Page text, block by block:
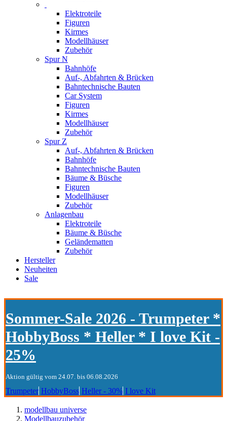
Elektroteile
Figuren
Kirmes
Modellhäuser
Zubehör
Spur N
Bahnhöfe
Auf-, Abfahrten & Brücken
Bahntechnische Bauten
Car System
Figuren
Kirmes
Modellhäuser
Zubehör
Spur Z
Auf-, Abfahrten & Brücken
Bahnhöfe
Bahntechnische Bauten
Bäume & Büsche
Figuren
Modellhäuser
Zubehör
Anlagenbau
Elektroteile
Bäume & Büsche
Geländematten
Zubehör
Hersteller
Neuheiten
Sale
Sommer-Sale 2026 - Trumpeter *
HobbyBoss * Heller * I love Kit -
25%
Aktion gültig vom 24.07. bis 06.08.2026
Trumpeter HobbyBoss Heller - 30% I love Kit
modellbau universe
Modellbauzubehör